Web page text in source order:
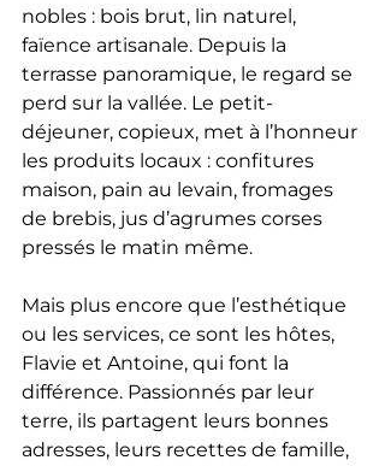
nobles : bois brut, lin naturel,
faïence artisanale. Depuis la
terrasse panoramique, le regard se
perd sur la vallée. Le petit-
déjeuner, copieux, met à l’honneur
les produits locaux : confitures
maison, pain au levain, fromages
de brebis, jus d’agrumes corses
pressés le matin même.
Mais plus encore que l’esthétique
ou les services, ce sont les hôtes,
Flavie et Antoine, qui font la
différence. Passionnés par leur
terre, ils partagent leurs bonnes
adresses, leurs recettes de famille,